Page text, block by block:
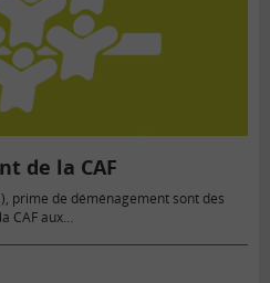
de la CAF
prime de déménagement sont des
CAF aux…